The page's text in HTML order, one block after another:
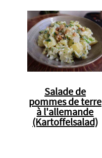
Salade de
pommes de terre
à l'allemande
(Kartoffelsalad)